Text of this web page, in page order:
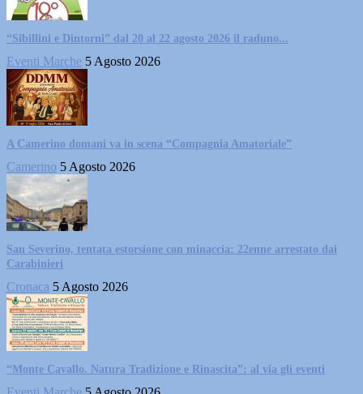
“Sibillini e Dintorni” dal 20 al 22 agosto 2026 il raduno...
Eventi Marche 5 Agosto 2026
A Camerino domani va in scena “Compagnia Amatoriale”
Camerino 5 Agosto 2026
San Severino, tentata estorsione con minaccia: 22enne arrestato dai
Carabinieri
Cronaca 5 Agosto 2026
“Monte Cavallo. Natura Tradizione e Rinascita”: al via gli eventi